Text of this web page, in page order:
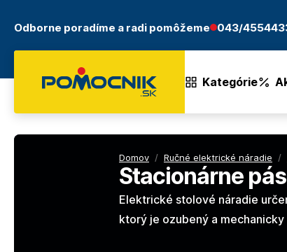
Odborne poradíme a radi pomôžeme 043/
Kategórie
Domov / Ručné elektrické náradie /
Stacionárne
Elektrické stolové náradie
ktorý je ozubený a